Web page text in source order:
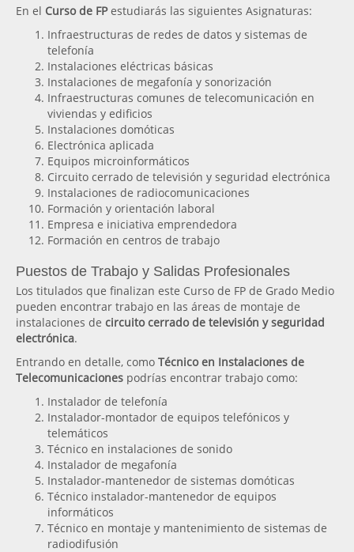
En el Curso de FPestudiarás las siguientes Asignaturas:
Infraestructuras de redes de datos y sistemas de
telefonía
Instalaciones eléctricas básicas
Instalaciones de megafonía y sonorización
Infraestructuras comunes de telecomunicación en
viviendas y edificios
Instalaciones domóticas
Electrónica aplicada
Equipos microinformáticos
Circuito cerrado de televisión y seguridad electrónica
Instalaciones de radiocomunicaciones
Formación y orientación laboral
Empresa e iniciativa emprendedora
Formación en centros de trabajo
Puestos de Trabajo y Salidas Profesionales
Los titulados que finalizan este Curso de FP de Grado Medio
pueden encontrar trabajo en las áreas de montaje de
instalaciones de circuito cerrado de televisión y seguridad
electrónica.
Entrando en detalle, como Técnico en Instalaciones de
Telecomunicaciones podrías encontrar trabajo como:
Instalador de telefonía
Instalador-montador de equipos telefónicos y
telemáticos
Técnico en instalaciones de sonido
Instalador de megafonía
Instalador-mantenedor de sistemas domóticas
Técnico instalador-mantenedor de equipos
informáticos
Técnico en montaje y mantenimiento de sistemas de
radiodifusión